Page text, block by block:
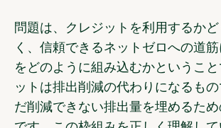
問題は、クレジットを利用するか
く、信頼できるネットゼロへの道
をどのように組み込むかというこ
ットは排出削減の代わりになるも
だ削減できない排出量を埋めるた